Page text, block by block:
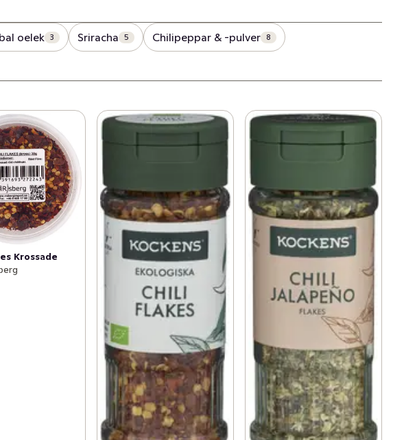
oelek 3 Sriracha 5 Chilipeppar & -pulver 8
Krossade